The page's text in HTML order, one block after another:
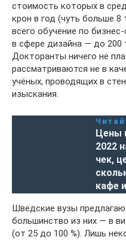
стоимость которых в
крон в год (чуть больше
всего обучение по
в сфере дизайна — до 200
Докторанты ничего не
рассматриваются не в
учёных, проводящих в
изыскания.
Цены
2022
чек,
кафе
Шведские вузы
большинство из них — в
(от 25 до 100 %). Лишь